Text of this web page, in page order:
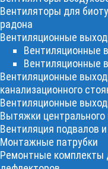
Вентиляторы для
радона
Вентиляционные
Вентиляционные
Вентиляционные
Вентиляционные
канализационного
Вентиляционные
Вытяжки центрального
Вентиляция подвалов
Монтажные патрубки
Ремонтные комплекты